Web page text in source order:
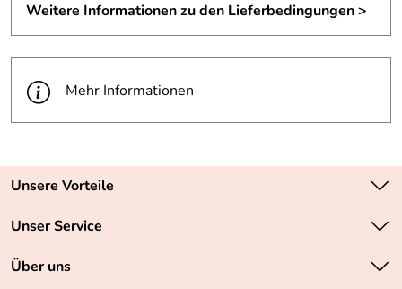
Weitere Informationen zu den Lieferbedingungen >
Mehr Informationen
Unsere Vorteile
Zahlungsarten: Vorkasse, PayPal, PayPal Express
Unser Service
Kontakt
Über uns